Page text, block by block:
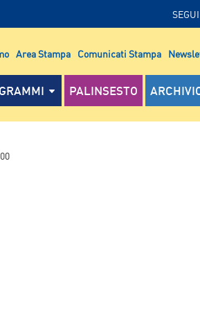
Area Stampa Comunicati Stampa
PALINSESTO